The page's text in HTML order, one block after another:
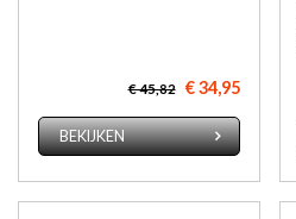
€ 45,82 € 34,95
BEKIJKEN